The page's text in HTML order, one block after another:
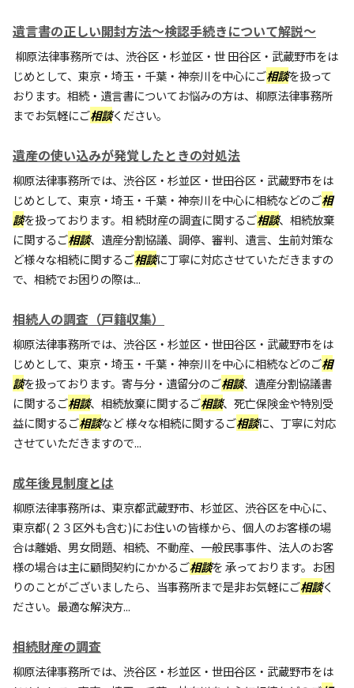
遺言書の正しい開封方法～検認手続きについて解説～
柳原法律事務所では、渋谷区・杉並区・世 田谷区・武蔵野市をは
じめとして、東京・埼玉・千葉・神奈川を中心にご相談を扱って
おります。相続・遺言書についてお悩みの方は、柳原法律事務所
までお気軽にご相談ください。
遺産の使い込みが発覚したときの対処法
柳原法律事務所では、渋谷区・杉並区・世田谷区・武蔵野市をは
じめとして、東京・埼玉・千葉・神奈川を中心に相続などのご相
談を扱っております。相 続財産の調査に関するご相談、相続放棄
に関するご相談、遺産分割協議、調停、審判、遺言、生前対策な
ど様々な相続に関するご相談に丁寧に対応させていただきますの
で、相続でお困りの際は...
相続人の調査（戸籍収集）
柳原法律事務所では、渋谷区・杉並区・世田谷区・武蔵野市をは
じめとして、東京・埼玉・千葉・神奈川を中心に相続などのご相
談を扱っております。寄与分・遺留分のご相談、遺産分割協議書
に関するご相談、相続放棄に関するご相談、死亡保険金や特別受
益に関するご相談など 様々な相続に関するご相談に、丁寧に対応
させていただきますので...
成年後見制度とは
柳原法律事務所は、東京都武蔵野市、杉並区、渋谷区を中心に、
東京都(２３区外も含む)にお住いの皆様から、個人のお客様の場
合は離婚、男女問題、相続、不動産、一般民事事件、法人のお客
様の場合は主に顧問契約にかかるご相談を 承っております。お困
りのことがございましたら、当事務所まで是非お気軽にご相談く
ださい。最適な解決方...
相続財産の調査
柳原法律事務所では、渋谷区・杉並区・世田谷区・武蔵野市をは